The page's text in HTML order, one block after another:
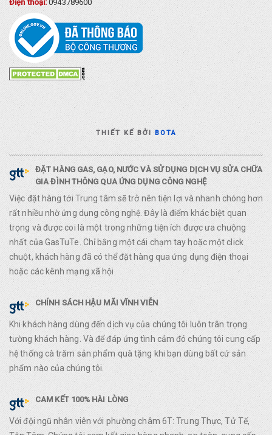
Điện thoại:0943789600
THIẾT KẾ BỞIBOTA
ĐẶT HÀNG GAS, GẠO, NƯỚC VÀ SỬ DỤNG DỊCH VỤ SỬA CHỮA
GIA ĐÌNH THÔNG QUA ỨNG DỤNG CÔNG NGHỆ
Việc đặt hàng tới Trung tâm sẽ trở nên tiện lợi và nhanh chóng hơn
rất nhiều nhờ ứng dụng công nghệ. Đây là điểm khác biệt quan
trọng và được coi là một trong những tiện ích được ưa chuộng
nhất của GasTuTe. Chỉ bằng một cái chạm tay hoặc một click
chuột, khách hàng đã có thể đặt hàng qua ứng dụng điện thoại
hoặc các kênh mạng xã hội
CHÍNH SÁCH HẬU MÃI VĨNH VIỄN
Khi khách hàng dùng đến dịch vụ của chúng tôi luôn trân trọng
tường khách hàng. Và để đáp ứng tình cảm đó chúng tôi cung cấp
hệ thống cà trăm sản phẩm quà tặng khi bạn dùng bất cứ sản
phẩm nào của chúng tôi.
CAM KẾT 100% HÀI LÒNG
Với đội ngũ nhân viên với phường châm 6T: Trung Thực, Tử Tế,